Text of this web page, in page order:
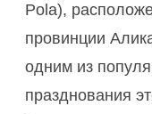
Pola),
провинции
одним из
празднования